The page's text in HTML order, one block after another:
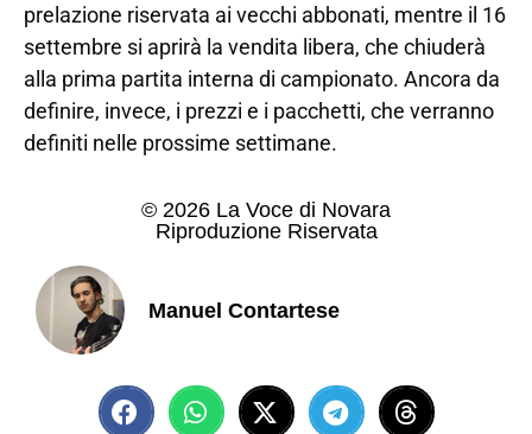
prelazione riservata ai vecchi abbonati, mentre il 16
settembre si aprirà la vendita libera, che chiuderà
alla prima partita interna di campionato. Ancora da
definire, invece, i prezzi e i pacchetti, che verranno
definiti nelle prossime settimane.
© 2026 La Voce di Novara
Riproduzione Riservata
Manuel Contartese